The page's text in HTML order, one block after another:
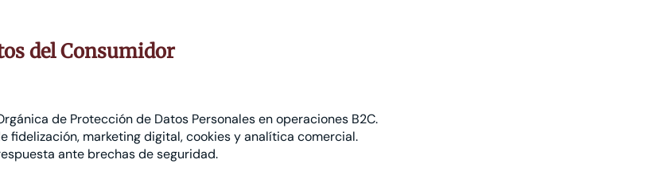
del Consumidor
de Protección de Datos Personales en operaciones B2C.
fidelización, marketing digital, cookies y analítica comercial.
ante brechas de seguridad.